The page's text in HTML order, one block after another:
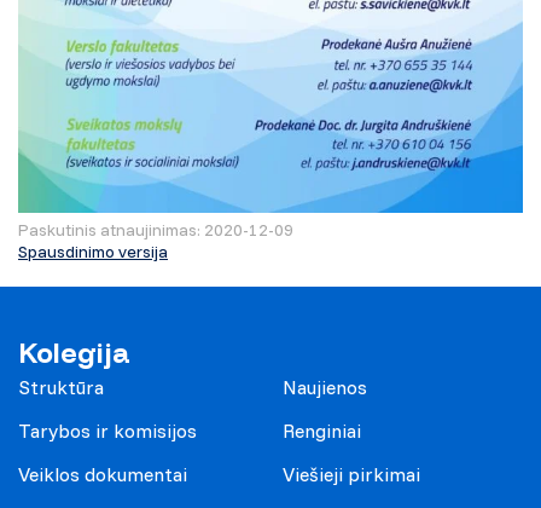
Paskutinis atnaujinimas: 2020-12-09
Spausdinimo versija
Kolegija
Struktūra
Tarybos ir komisijos
Veiklos dokumentai
Naujienos
Renginiai
Viešieji pirkimai